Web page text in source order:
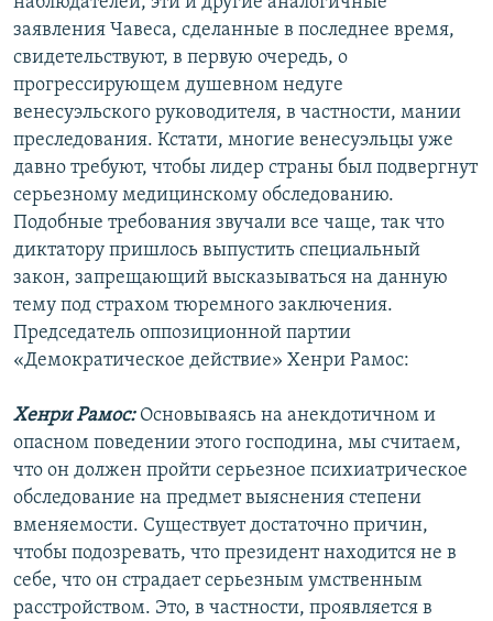
заявления Чавеса, сделанные в последнее время,
свидетельствуют, в первую очередь, о
прогрессирующем душевном недуге
венесуэльского руководителя, в частности, мании
преследования. Кстати, многие венесуэльцы уже
давно требуют, чтобы лидер страны был подвергнут
серьезному медицинскому обследованию.
Подобные требования звучали все чаще, так что
диктатору пришлось выпустить специальный
закон, запрещающий высказываться на данную
тему под страхом тюремного заключения.
Председатель оппозиционной партии
«Демократическое действие» Хенри Рамос:
Хенри Рамос: Основываясь на анекдотичном и
опасном поведении этого господина, мы считаем,
что он должен пройти серьезное психиатрическое
обследование на предмет выяснения степени
вменяемости. Существует достаточно причин,
чтобы подозревать, что президент находится не в
себе, что он страдает серьезным умственным
расстройством. Это, в частности, проявляется в